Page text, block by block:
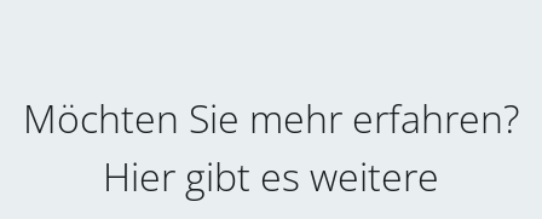
Möchten Sie mehr erfahren?
Hier gibt es weitere